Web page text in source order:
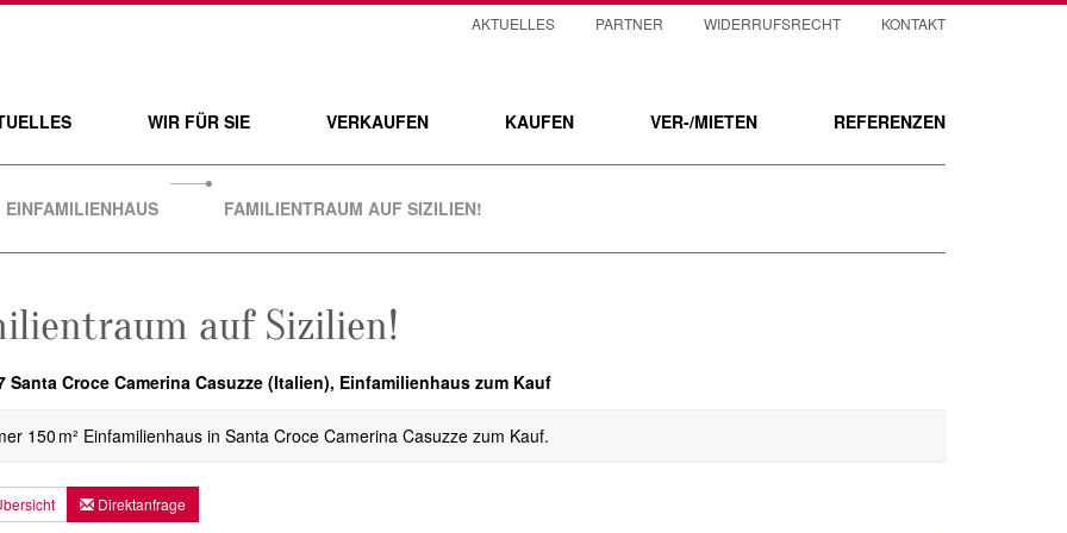
WIR FÜR SIE VERKAUFEN KAUFEN VER-/MIETEN REFERENZEN
AKTUELLES PARTNER WIDERRUFSRECHT KONTAKT
EINFAMILIENHAUS FAMILIENTRAUM AUF SIZILIEN!
auf Sizilien!
Santa Croce Camerina Casuzze (Italien), Einfamilienhaus zum Kauf
150 m² Einfamilienhaus in Santa Croce Camerina Casuzze zum Kauf.
Direktanfrage